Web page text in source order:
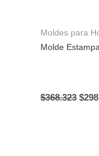
Moldes para
Molde
$368.323 $